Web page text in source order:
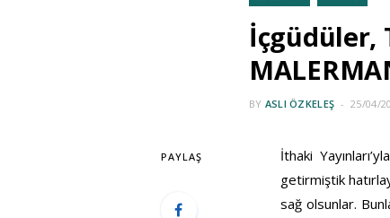
İçgüdüler,
BY ASLI ÖZKELEŞ 25/04/
PAYLAŞ
İthaki
getirmiştik
sağ olsunlar.